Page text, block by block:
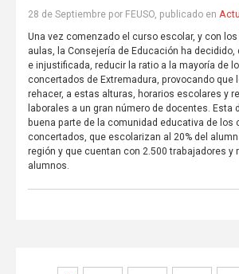
28 de Septiembre por FEUSO, publicado en
Una vez comenzado el curso escolar, y con
aulas, la Consejería de Educación ha
e injustificada, reducir la ratio a la mayoría de
concertados de Extremadura, provocando que
rehacer, a estas alturas, horarios escolares y
laborales a un gran número de docentes. Esta
buena parte de la comunidad educativa de los
concertados, que escolarizan al 20% del
región y que cuentan con 2.500 trabajadores y
alumnos.